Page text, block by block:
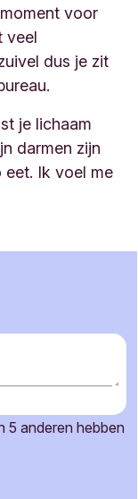
moment voor
veel
dus je zit
je lichaam
darmen zijn
Ik voel me
5 anderen hebben